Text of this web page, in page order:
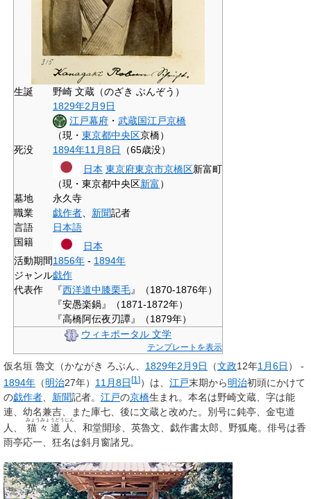
生誕
野崎 文蔵（のざき ぶんぞう）
1829年2月9日
江戸幕府 ・ 武蔵国江戸京橋
（現・ 東京都中央区京橋）
死没
1894年11月8日
（65歳没）
日本 東京府東京市京橋区新富町
（現・東京都中央区新富）
墓地
永久寺
職業
戯作者 新聞記者
言語
日本語
国籍
日本
活動期間1856年 - 1894年
ジャンル戯作
代表作
『西洋道中膝栗毛』（1870-1876年）
『安愚楽鍋』（1871-1872年）
『高橋阿伝夜刃譚』（1879年）
ウィキポータル 文学
テンプレートを表示
仮名垣 魯文 （かながき ろぶん、 1829年2月9日 （文政12年1月6日 ） -
1894年 （明治27年） 11月8日[1 ]）は、 江戸末期から明治初頭にかけて
の戯作者 新聞記者。 江戸の京橋生まれ。本名は野崎文蔵 、字は能
連 、幼名兼吉 、また庫七 、後に文蔵と改めた。別号に鈍亭
金屯道
人
猫々道人
みょうみょうどうじん
和堂開珍 英魯文 戯作書太郎 野狐庵。俳号は香
雨亭応一 、狂名は斜月窗諸兄。